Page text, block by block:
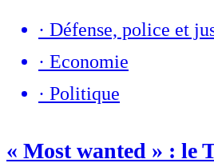
· Défense, police et
· Economie
· Politique
« Most wanted » : le